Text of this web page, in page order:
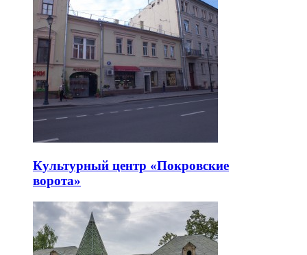
Культурный центр «Покровские
ворота»